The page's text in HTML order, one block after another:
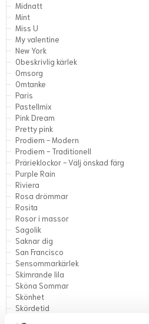
Midnatt
Mint
Miss U
My valentine
New York
Obeskrivlig kärlek
Omsorg
Omtanke
Paris
Pastellmix
Pink Dream
Pretty pink
Prodiem - Modern
Prodiem - Traditionell
Prärieklockor - Välj önskad färg
Purple Rain
Riviera
Rosa drömmar
Rosita
Rosor i massor
Sagolik
Saknar dig
San Francisco
Sensommarkärlek
Skimrande lila
Sköna Sommar
Skönhet
Skördetid